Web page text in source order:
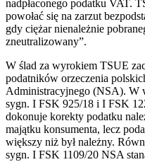
nadpłaconego podatku VAT.
powołać się na zarzut
gdy ciężar nienależnie
zneutralizowany”.
W ślad za wyrokiem TSUE
podatników orzeczenia
Administracyjnego (NSA). W
sygn. I FSK 925/18 i I FSK
dokonuje korekty podatku
majątku konsumenta, lecz
większy niż był należny.
sygn. I FSK 1109/20 NSA